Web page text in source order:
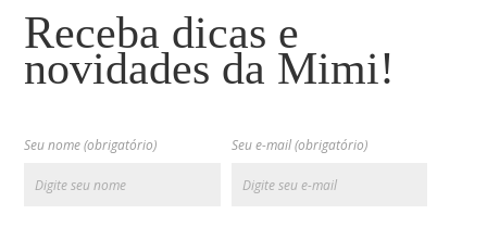
Receba dicas e
novidades da Mimi!
Seu nome (obrigatório) Seu e-mail (obrigatório)